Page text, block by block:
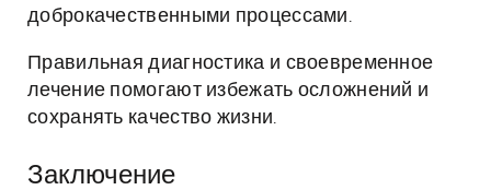
доброкачественными процессами.
Правильная диагностика и своевременное
лечение помогают избежать осложнений и
сохранять качество жизни.
Заключение